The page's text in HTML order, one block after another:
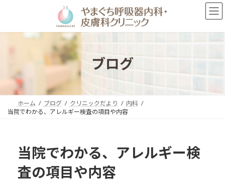
ン
プ
ー
動
ブログ
ホーム ブログ クリニックだより
内科
当院でわかる、アレルギー検査の項目や内容
当院でわかる、アレルギー検
査の項目や内容